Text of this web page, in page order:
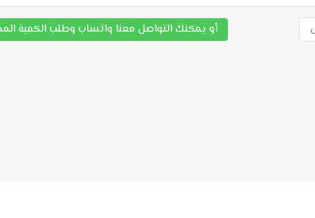
أو يمكنك التواصل معنا واتساب وطلب الكمية